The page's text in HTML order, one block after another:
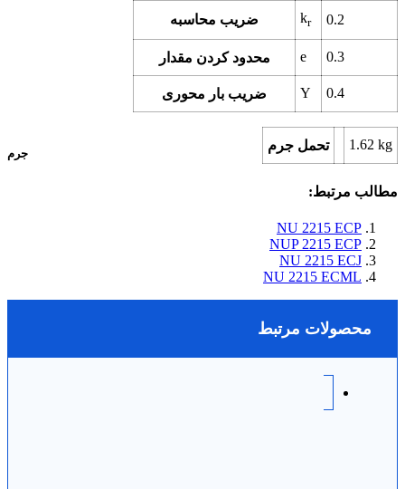
ضریب محاسبه kr 0.2
محدود کردن مقدار e 0.3
ضریب بار محوری Y 0.4
جرم
تحمل جرم 1.62 kg
مطالب مرتبط:
NU 2215 ECP
NUP 2215 ECP
NU 2215 ECJ
NU 2215 ECML
محصولات مرتبط